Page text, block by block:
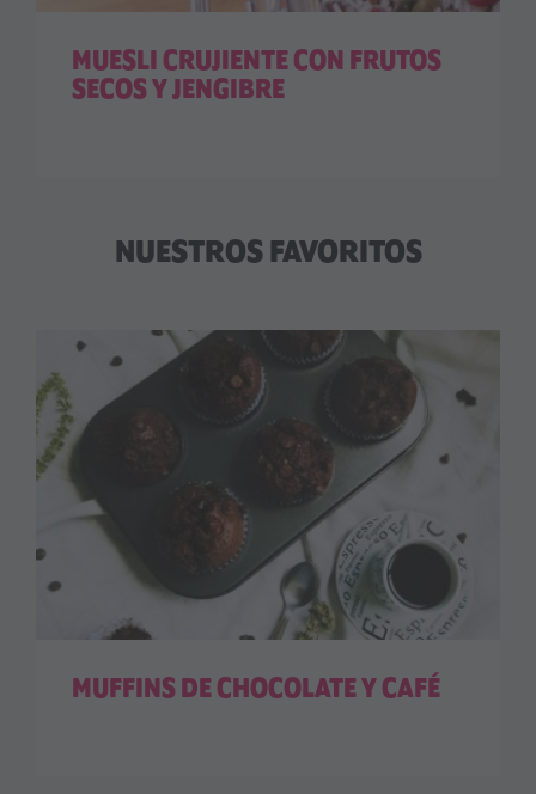
MUESLI CRUJIENTE CON FRUTOS
SECOS Y JENGIBRE
NUESTROS FAVORITOS
MUFFINS DE CHOCOLATE Y CAFÉ